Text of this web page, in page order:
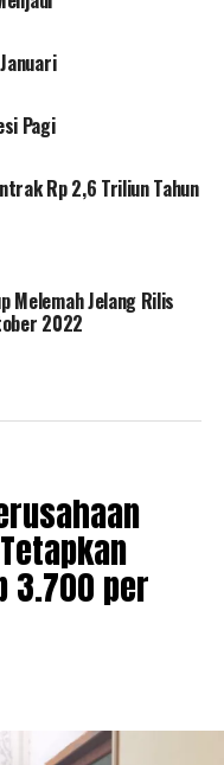
Pagi
Rp 2,6 Triliun Tahun
Melemah Jelang Rilis
2022
3.700 per